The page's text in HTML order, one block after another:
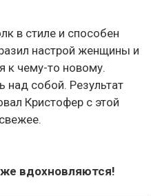
в стиле и способен
настрой женщины и
к чему-то новому.
над собой. Результат
Кристофер с этой
вдохновляются!